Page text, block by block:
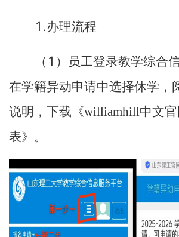
1.办理流程
（ 1 ）员工登录教学综合
在学籍异动申请中选择休学，
说明，下载《williamhill中文
表》。